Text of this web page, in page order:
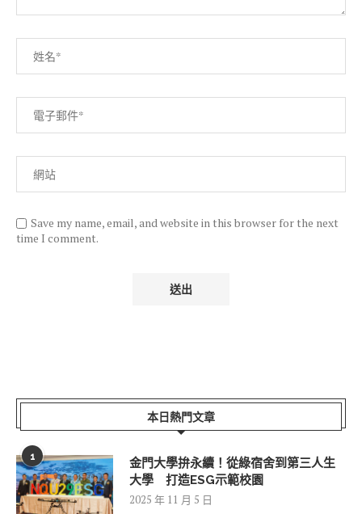
Save my name, email, and website in this browser for the next
time I comment.
本日熱門文章
1
金門大學拚永續！從綠宿舍到第三人生
大學 打造ESG示範校園
2025 年 11 月 5 日